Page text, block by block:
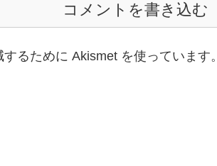
コメントを書き込む
るために Akismet を使っています。